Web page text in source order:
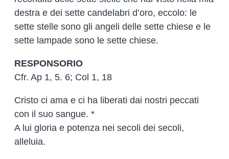
destra e dei sette candelabri d’oro, eccolo: le
sette stelle sono gli angeli delle sette chiese e le
sette lampade sono le sette chiese.
RESPONSORIO
Cfr. Ap 1, 5. 6; Col 1, 18
Cristo ci ama e ci ha liberati dai nostri peccati
con il suo sangue. *
A lui gloria e potenza nei secoli dei secoli,
alleluia.